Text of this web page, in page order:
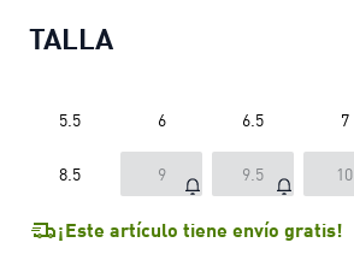
TALLA
5.5 6 6.5 7
8.5 9 9.5 10
¡Este artículo tiene envío gratis!